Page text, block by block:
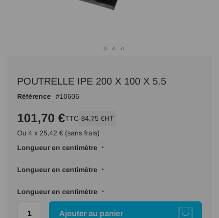
début
d’images
POUTRELLE IPE 200 X 100 X 5.5
Référence 10606
101,70 €TTC 84,75 €HT
Ou 4 x 25,42 € (sans frais)
Longueur en centimètre
Longueur en centimètre
Longueur en centimètre
Ajouter au panier